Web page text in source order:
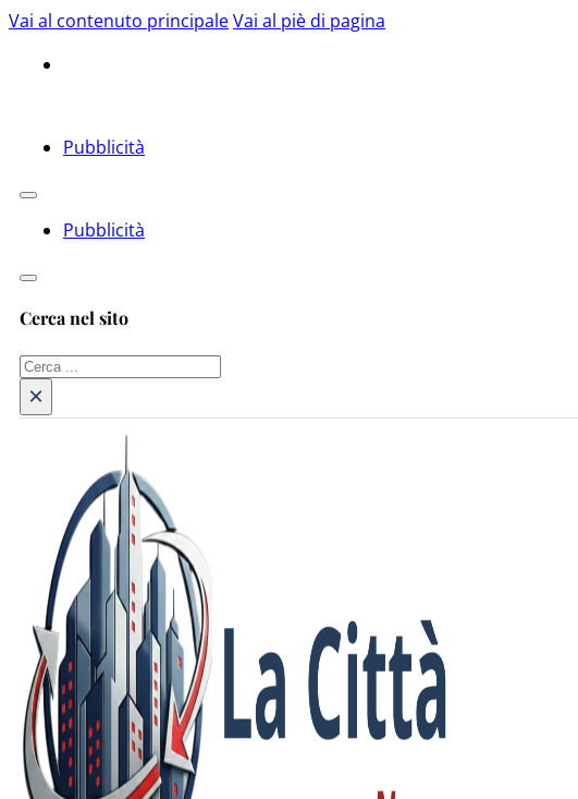
Vai al contenuto principaleVai al piè di pagina
Pubblicità
Pubblicità
Cerca nel sito
Cerca
×